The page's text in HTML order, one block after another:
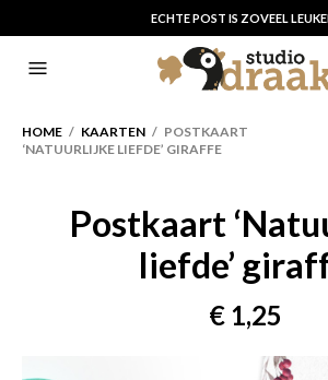
ECHTE POST IS ZOVEEL
HOME / KAARTEN / POSTKAART
‘NATUURLIJKE LIEFDE’ GIRAFFE
Postkaart
liefde’
€1,25